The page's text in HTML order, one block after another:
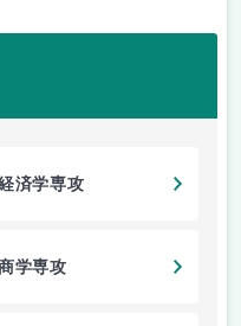
済学専攻
学専攻